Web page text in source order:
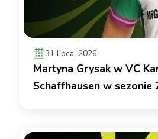
31 lipca, 2026
Martyna Grysak w VC
Schaffhausen w sezonie